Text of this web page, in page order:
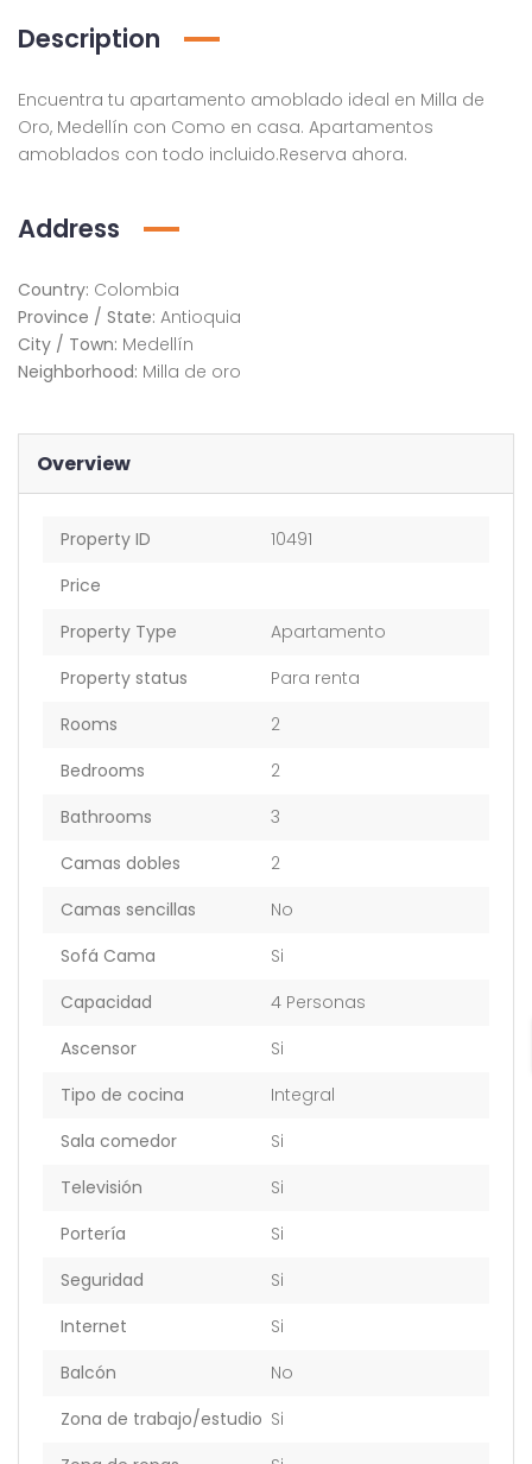
Description
Encuentra tu apartamento amoblado ideal en Milla de
Oro, Medellín con Como en casa. Apartamentos
amoblados con todo incluido.Reserva ahora.
Address
Country: Colombia
Province / State: Antioquia
City / Town: Medellín
Neighborhood: Milla de oro
Overview
Property ID
10491
Price
Property Type
Apartamento
Property status
Para renta
Rooms
2
Bedrooms
2
Bathrooms
3
Camas dobles
2
Camas sencillas
No
Sofá Cama
Si
Capacidad
4 Personas
Ascensor
Si
Tipo de cocina
Integral
Sala comedor
Si
Televisión
Si
Portería
Si
Seguridad
Si
Internet
Si
Balcón
No
Zona de trabajo/estudio Si